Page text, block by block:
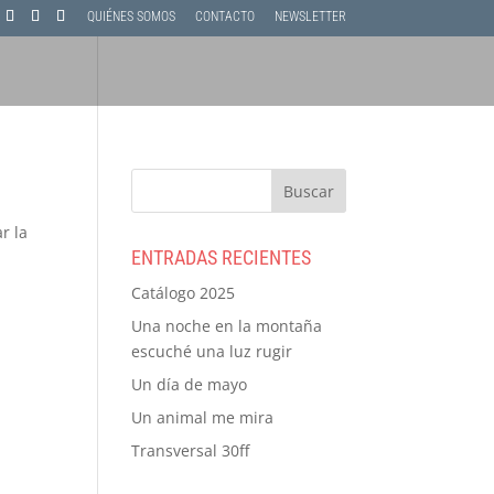
QUIÉNES SOMOS CONTACTO NEWSLETTER
la
ENTRADAS RECIENTES
Catálogo 2025
Una noche en la montaña
escuché una luz rugir
Un día de mayo
Un animal me mira
Transversal 30ff